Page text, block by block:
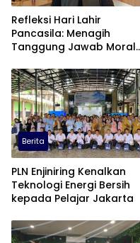
Refleksi Hari Lahir
Pancasila: Menagih
Tanggung Jawab Moral
Berita
PLN Enjiniring Kenalkan
Teknologi Energi Bersih
kepada Pelajar Jakarta